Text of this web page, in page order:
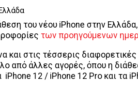
του νέου iPhone στην Ελλάδα,
των προηγούμενων
και στις τέσσερις διαφορετικές
από άλλες αγορές, όπου η
12 / iPhone 12 Pro και τα